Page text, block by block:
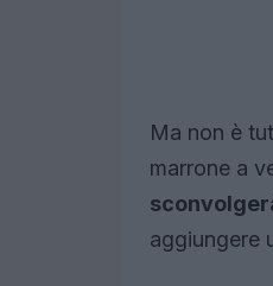
Ma non è
marrone a
aggiungere